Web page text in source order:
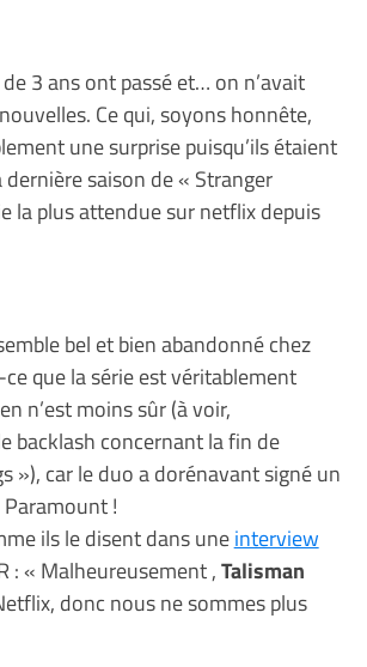
3 ans ont passé et… on n’avait
Ce qui, soyons honnête,
une surprise puisqu’ils étaient
saison de « Stranger
la plus attendue sur netflix depuis
bel et bien abandonné chez
que la série est véritablement
n’est moins sûr (à voir,
backlash concernant la fin de
»), car le duo a dorénavant signé un
!
ils le disent dans uneinterview
: « Malheureusement ,Talisman
donc nous ne sommes plus